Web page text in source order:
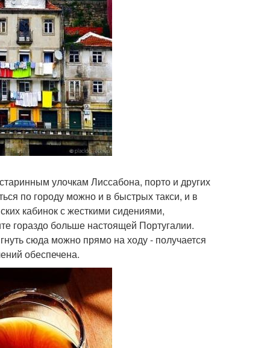
улочкам Лиссабона, порто и других
по городу можно и в быстрых такси, и в
кабинок с жесткими сидениями,
гораздо больше настоящей Португалии.
сюда можно прямо на ходу - получается
обеспечена.